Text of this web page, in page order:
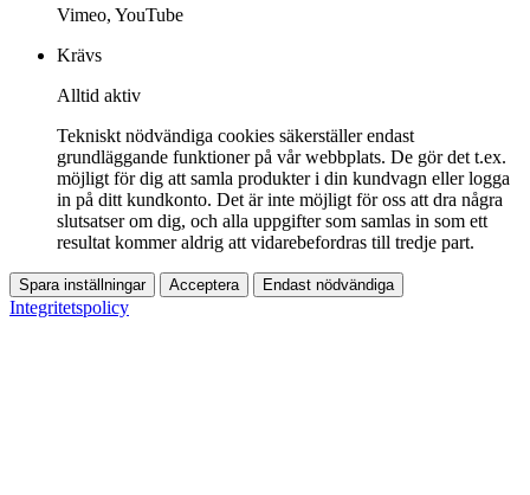
Vimeo, YouTube
Krävs
Alltid aktiv
Tekniskt nödvändiga cookies säkerställer endast
grundläggande funktioner på vår webbplats. De gör det t.ex.
möjligt för dig att samla produkter i din kundvagn eller logga
in på ditt kundkonto. Det är inte möjligt för oss att dra några
slutsatser om dig, och alla uppgifter som samlas in som ett
resultat kommer aldrig att vidarebefordras till tredje part.
Spara inställningar Acceptera Endast nödvändiga
Integritetspolicy